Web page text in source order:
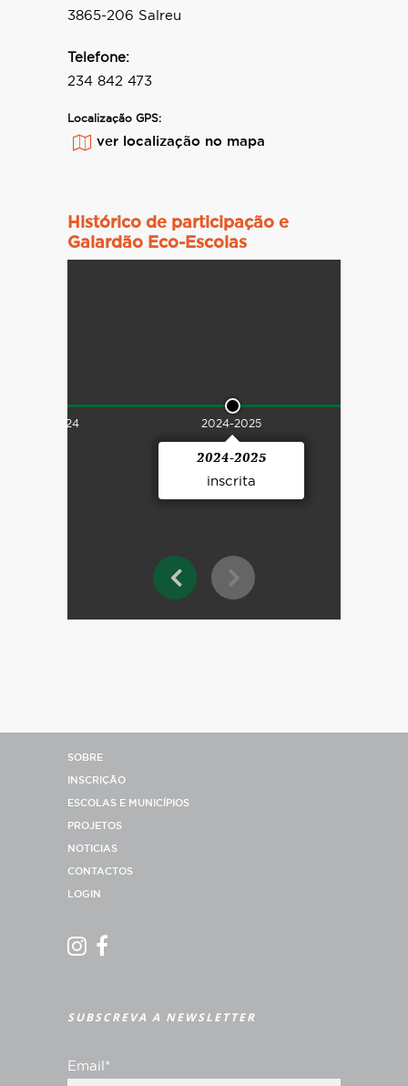
3865-206 Salreu
Telefone:
234 842 473
Localização GPS:
ver localização no mapa
Histórico de participação e
Galardão Eco-Escolas
2023-2024 2024-2025
2024-2025
inscrita
SOBRE
INSCRIÇÃO
ESCOLAS E MUNICÍPIOS
PROJETOS
NOTICIAS
CONTACTOS
LOGIN
SUBSCREVA A NEWSLETTER
Email*